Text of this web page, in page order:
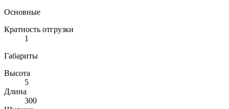
Основные
Кратность отгрузки
1
Габариты
Высота
5
Длина
300